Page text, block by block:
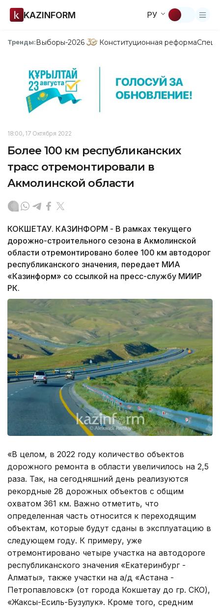
KAZINFORM РУ
Тренды:Выборы-2026 Конституционная реформа
18:00, 17 Октября 2022
Более 100 км республиканских
трасс отремонтировали в
Акмолинской области
КОКШЕТАУ. КАЗИНФОРМ - В рамках текущего
дорожно-строительного сезона в Акмолинской
области отремонтировано более 100 км автодорог
республиканского значения, передает МИА
«Казинформ» со ссылкой на пресс-службу МИИР
РК.
«В целом, в 2022 году количество объектов
дорожного ремонта в области увеличилось на 2,5
раза. Так, на сегодняшний день реализуются
рекордные 28 дорожных объектов с общим
охватом 361 км. Важно отметить, что
определенная часть относится к переходящим
объектам, которые будут сданы в эксплуатацию в
следующем году. К примеру, уже
отремонтировано четыре участка на автодороге
республиканского значения «Екатеринбург -
Алматы», также участки на а/д «Астана -
Петропавловск» (от города Кокшетау до гр. СКО),
«Жаксы-Есиль-Бузулук». Кроме того, средним